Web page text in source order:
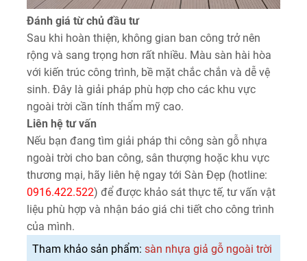
Đánh giá từ chủ đầu tư
Sau khi hoàn thiện, không gian ban công trở nên
rộng và sang trọng hơn rất nhiều. Màu sàn hài hòa
với kiến trúc công trình, bề mặt chắc chắn và dễ vệ
sinh. Đây là giải pháp phù hợp cho các khu vực
ngoài trời cần tính thẩm mỹ cao.
Liên hệ tư vấn
Nếu bạn đang tìm giải pháp thi công sàn gỗ nhựa
ngoài trời cho ban công, sân thượng hoặc khu vực
thương mại, hãy liên hệ ngay tới Sàn Đẹp (hotline:
0916.422.522) để được khảo sát thực tế, tư vấn vật
liệu phù hợp và nhận báo giá chi tiết cho công trình
của mình.
Tham khảo sản phẩm: sàn nhựa giả gỗ ngoài trời